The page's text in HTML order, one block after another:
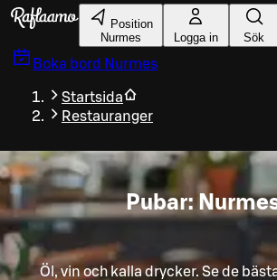
Gå till huvudinnehållet
Position
Nurmes
Logga in Sök
Boka bord Nurmes
Startsida
Restauranger
Pubar:
Öl, vin och kalla drycker. Se de